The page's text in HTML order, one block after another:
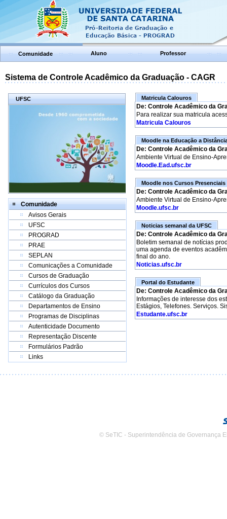
Comunidade Aluno Professor
Sistema de Controle Acadêmico da Graduação - CAGR
UFSC
Comunidade
Avisos Gerais
UFSC
PROGRAD
PRAE
SEPLAN
Comunicações a Comunidade
Cursos de Graduação
Currículos dos Cursos
Catálogo da Graduação
Departamentos de Ensino
Programas de Disciplinas
Autenticidade Documento
Representação Discente
Formulários Padrão
Links
Matricula Calouros
De: Controle Acadêmico da
Para realizar sua matricula
Matricula Calouros
Moodle na Educação a
De: Controle Acadêmico da
Ambiente Virtual de Ensino-
Moodle.Ead.ufsc.br
Moodle nos Cursos Presenciais
De: Controle Acadêmico da
Ambiente Virtual de Ensino-
Moodle.ufsc.br
Noticias semanal da UFSC
De: Controle Acadêmico da
Boletim semanal de notícias
uma agenda de eventos
final do ano.
Noticias.ufsc.br
Portal do Estudante
De: Controle Acadêmico da
Informações de interesse dos
Estágios, Telefones. Serviços.
Estudante.ufsc.br
© SeTIC - Superintendência de Governança